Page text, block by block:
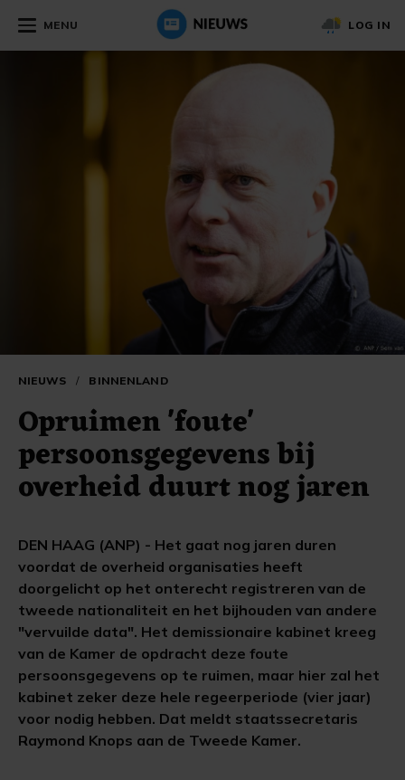
MENU LOG IN
NIEUWS / BINNENLAND
Opruimen 'foute'
persoonsgegevens bij
overheid duurt nog jaren
DEN HAAG (ANP) - Het gaat nog jaren duren
voordat de overheid organisaties heeft
doorgelicht op het onterecht registreren van de
tweede nationaliteit en het bijhouden van andere
"vervuilde data". Het demissionaire kabinet kreeg
van de Kamer de opdracht deze foute
persoonsgegevens op te ruimen, maar hier zal het
kabinet zeker deze hele regeerperiode (vier jaar)
voor nodig hebben. Dat meldt staatssecretaris
Raymond Knops aan de Tweede Kamer.